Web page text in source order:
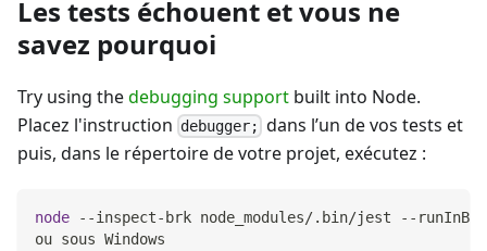
Les tests échouent et vous ne
savez pourquoi
Try using thedebugging support built into Node.
Placez l'instruction debugger; dans l’un de vos tests et
puis, dans le répertoire de votre projet, exécutez :
node --inspect-brk node_modules/.bin/jest --
ou sous Windows